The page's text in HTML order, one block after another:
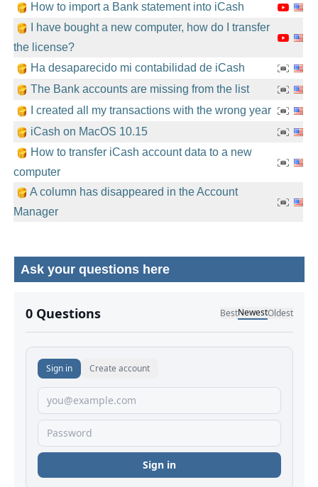
How to import a Bank statement into iCash
I have bought a new computer, how do I transfer
the license?
Ha desaparecido mi contabilidad de iCash
The Bank accounts are missing from the list
I created all my transactions with the wrong year
iCash on MacOS 10.15
How to transfer iCash account data to a new
computer
A column has disappeared in the Account
Manager
Ask your questions here
No comments yet.